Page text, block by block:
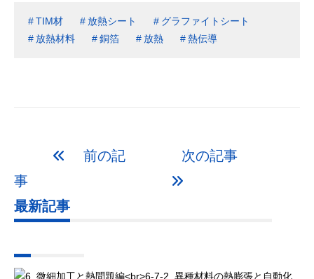
TIM材 放熱シート
グラファイトシート
放熱材料
銅箔 放熱 熱伝導
前の記
事
次の記事
最新記事